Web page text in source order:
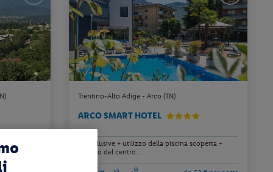
scoperta
Trentino-Alto Adige - Arco (TN)
ARCO SMART HOTEL
all inclusive + utilizzo della piscina scoperta +
utilizzo del centro...